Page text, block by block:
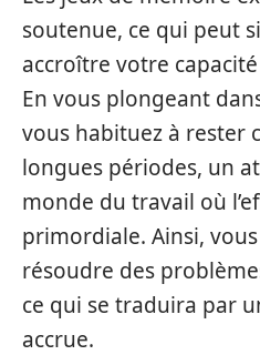
soutenue, ce qui peut
accroître votre
En vous plongeant
vous habituez à rester
longues périodes, un
monde du travail où
primordiale. Ainsi,
résoudre des
ce qui se traduira par
accrue.